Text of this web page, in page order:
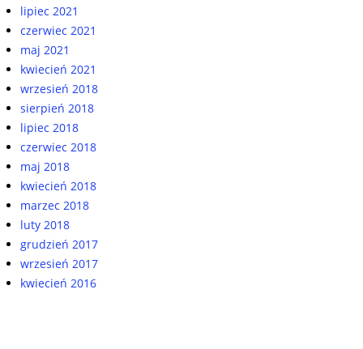
lipiec 2021
czerwiec 2021
maj 2021
kwiecień 2021
wrzesień 2018
sierpień 2018
lipiec 2018
czerwiec 2018
maj 2018
kwiecień 2018
marzec 2018
luty 2018
grudzień 2017
wrzesień 2017
kwiecień 2016